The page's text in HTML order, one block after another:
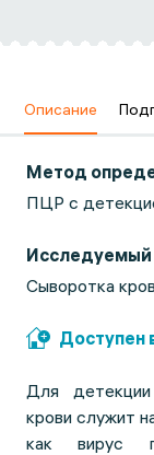
Описание
Метод
ПЦР с
Исследуемый
Сыворотка
Доступен
Для
крови служит
как вирус